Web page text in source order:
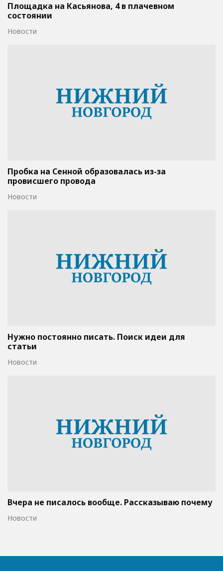
Площадка на Касьянова, 4 в плачевном
состоянии
Новости
Пробка на Сенной образовалась из-за
провисшего провода
Новости
Нужно постоянно писать. Поиск идеи для
статьи
Новости
Вчера не писалось вообще. Рассказываю почему
Новости